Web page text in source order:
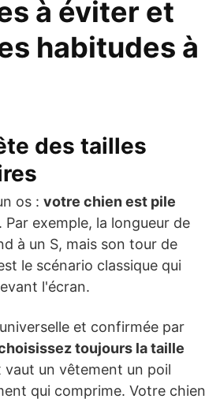
à éviter et
habitudes à
des tailles
os : votre chien est pile
. Par exemple, la longueur de
à un S, mais son tour de
le scénario classique qui
l'écran.
et confirmée par
toujours la taille
vaut un vêtement un poil
qui comprime. Votre chien